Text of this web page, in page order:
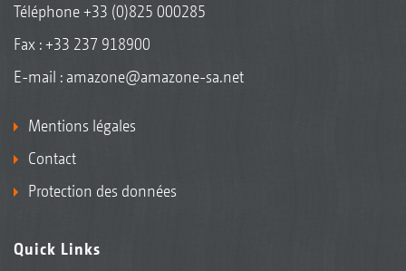
Téléphone+33 (0)825 000285
Fax : +33 237 918900
E-mail : amazone@amazone-sa.net
Mentions légales
Contact
Protection des données
Quick Links